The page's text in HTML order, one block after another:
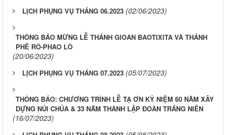
LỊCH PHỤNG VỤ THÁNG 06.2023 (02/06/2023)
THÔNG BÁO MỪNG LỄ THÁNH GIOAN BAOTIXITA VÀ THÁNH
PHÊ RÔ-PHAO LÔ
(20/06/2023)
LỊCH PHỤNG VỤ THÁNG 07.2023 (05/07/2023)
THÔNG BÁO: CHƯƠNG TRÌNH LỄ TẠ ƠN KỶ NIỆM 60 NĂM XÂY
DỰNG NÚI CHÚA & 33 NĂM THÀNH LẬP ĐOÀN TRÁNG NIÊN
(16/07/2023)